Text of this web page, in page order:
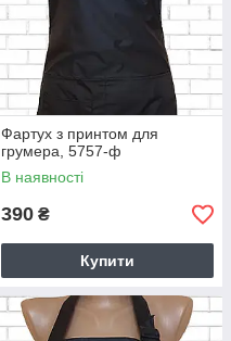
Фартух з принтом для
грумера, 5757-ф
В наявності
390 ₴
Купити